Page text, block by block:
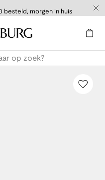
besteld, morgen in huis